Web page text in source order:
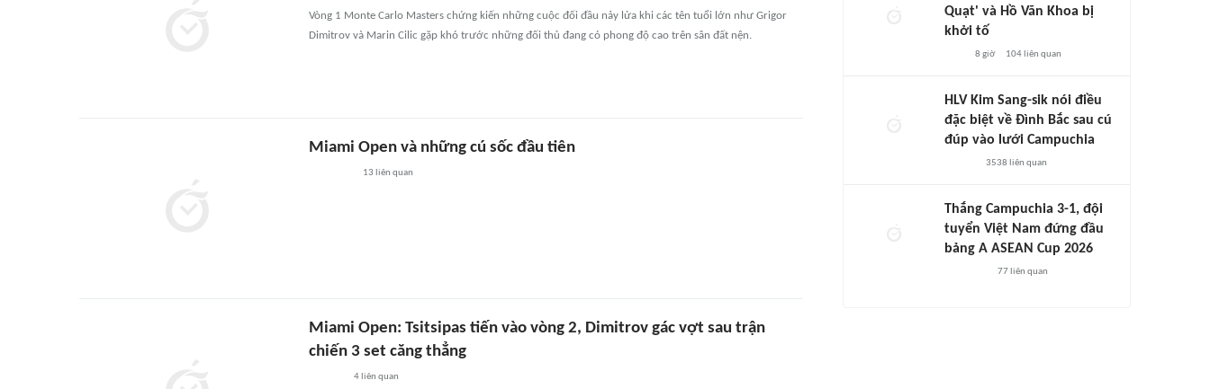
Vòng 1 Monte Carlo Masters chứng kiến những cuộc đối đầu nảy lửa khi các tên tuổi lớn như Grigor
Dimitrov và Marin Cilic gặp khó trước những đối thủ đang có phong độ cao trên sân đất nện.
Miami Open và những cú sốc đầu tiên
13 liên quan
Miami Open: Tsitsipas tiến vào vòng 2, Dimitrov gác vợt sau trận
chiến 3 set căng thẳng
4liên quan
Quạt' và Hồ Văn Khoa bị
khởi tố
8 giờ 104liên quan
HLV Kim Sang-sik nói điều
đặc biệt về Đình Bắc sau cú
đúp vào lưới Campuchia
3538 liên quan
Thắng Campuchia 3-1, đội
tuyển Việt Nam đứng đầu
bảng A ASEAN Cup 2026
77liên quan